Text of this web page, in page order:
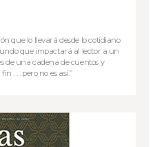
que lo llevará desde lo cotidiano
que impactará al lector a un
de una cadena de cuentos y
. . . pero no es así.”